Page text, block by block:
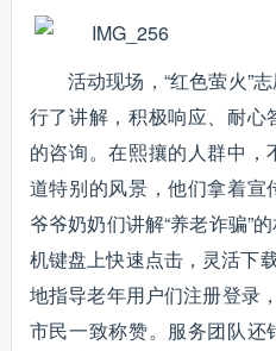
活动现场，“红色萤火”
行了讲解，积极响应、耐
的咨询。在熙攘的人群中
道特别的风景，他们拿着
爷爷奶奶们讲解“养老诈骗”
机键盘上快速点击，灵活下
地指导老年用户们注册登录
市民一致称赞。服务团队